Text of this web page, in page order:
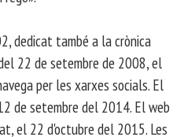
dedicat també a la crònica
22 de setembre de 2008, el
per les xarxes socials. El
de setembre del 2014. El web
el 22 d'octubre del 2015. Les